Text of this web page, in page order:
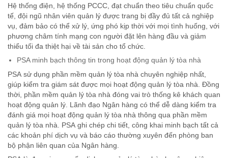
Hệ thống điện, hệ thống PCCC, đạt chuẩn theo tiêu chuẩn quốc
tế, đội ngũ nhân viên quản lý được trang bị đầy đủ tất cả nghiệp
vụ, đảm bảo có thể xử lý, ứng phó kịp thời với mọi tình huống, với
phương châm tính mạng con người đặt lên hàng đầu và giảm
thiểu tối đa thiệt hại về tài sản cho tổ chức.
PSA minh bạch thông tin trong hoạt động quản lý tòa nhà
PSA sử dụng phần mềm quản lý tòa nhà chuyên nghiệp nhất,
giúp kiểm tra giám sát được mọi hoạt động quản lý tòa nhà. Đồng
thời, phần mềm quản lý tòa nhà đóng vai trò thống kê khách quan
hoạt động quản lý. Lãnh đạo Ngân hàng có thể dễ dàng kiểm tra
đánh giá mọi hoạt động quản lý tòa nhà thông qua phần mềm
quản lý tòa nhà. PSA ghi chép chi tiết, công khai minh bạch tất cả
các khoản phí dịch vụ và báo cáo thường xuyên đến phòng ban
bộ phận liên quan của Ngân hàng.